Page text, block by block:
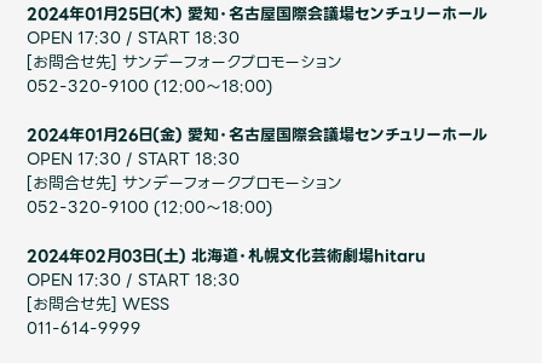
Faq MGA App
2024年01月25日(木) ​愛知・名古屋国際会議場センチュリーホール
OPEN 17:30 / START 18:30
[お問合せ先] サンデーフォークプロモーション
052-320-9100 (12:00～18:00)
2024年01月26日(金) ​愛知・名古屋国際会議場センチュリーホール
OPEN 17:30 / START 18:30
[お問合せ先] サンデーフォークプロモーション
052-320-9100 (12:00～18:00)
2024年02月03日(土) ​北海道・札幌文化芸術劇場hitaru
OPEN 17:30 / START 18:30
[お問合せ先] WESS
011-614-9999